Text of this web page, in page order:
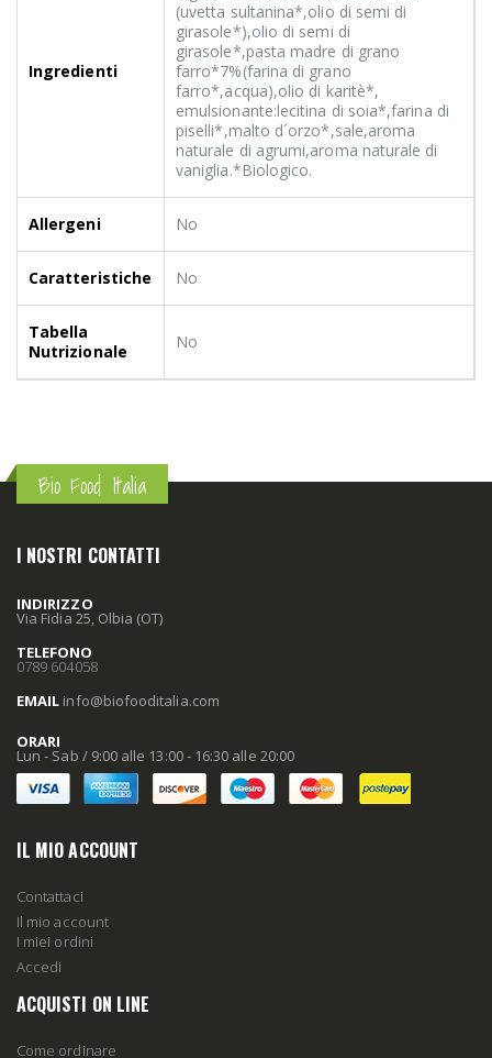
Ingredienti
(uvetta sultanina*,olio di semi di
girasole*),olio di semi di
girasole*,pasta madre di grano
farro*7%(farina di grano
farro*,acqua),olio di karitè*,
emulsionante:lecitina di soia*,farina di
piselli*,malto d´orzo*,sale,aroma
naturale di agrumi,aroma naturale di
vaniglia.*Biologico.
Allergeni No
Caratteristiche No
Tabella
Nutrizionale
No
Bio Food Italia
I NOSTRI CONTATTI
INDIRIZZO
Via Fidia 25, Olbia (OT)
TELEFONO
0789 604058
EMAIL info@biofooditalia.com
ORARI
Lun - Sab / 9:00 alle 13:00 - 16:30 alle 20:00
IL MIO ACCOUNT
Contattaci
Il mio account
I miei ordini
Accedi
ACQUISTI ON LINE
Come ordinare